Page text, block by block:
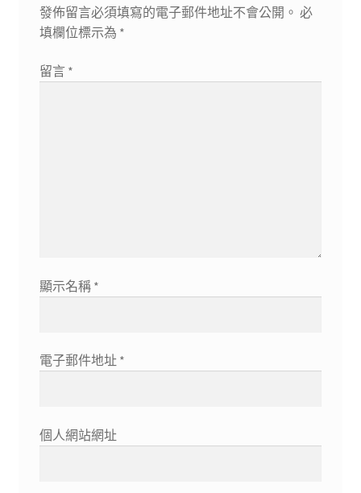
發佈留言必須填寫的電子郵件地址不會公開。 必
填欄位標示為 *
留言 *
顯示名稱 *
電子郵件地址 *
個人網站網址